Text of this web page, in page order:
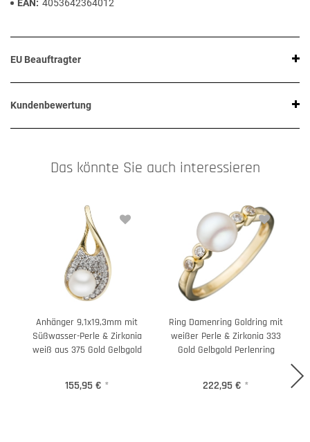
EAN 4053642364012
EU Beauftragter
Kundenbewertung
Das könnte Sie auch interessieren
Anhänger 9,1x19,3mm mit
Süßwasser-Perle & Zirkonia
weiß aus 375 Gold Gelbgold
155,95 € *
Ring Damenring Goldring mit
weißer Perle & Zirkonia 333
Gold Gelbgold Perlenring
222,95 € *